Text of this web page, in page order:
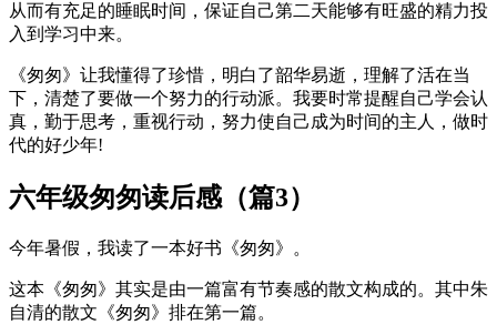
从而有充足的睡眠时间，保证自己第二天能够有旺盛的精力投
入到学习中来。
《匆匆》让我懂得了珍惜，明白了韶华易逝，理解了活在当
下，清楚了要做一个努力的行动派。我要时常提醒自己学会认
真，勤于思考，重视行动，努力使自己成为时间的主人，做时
代的好少年!
六年级匆匆读后感（篇3）
今年暑假，我读了一本好书《匆匆》。
这本《匆匆》其实是由一篇富有节奏感的散文构成的。其中朱
自清的散文《匆匆》排在第一篇。